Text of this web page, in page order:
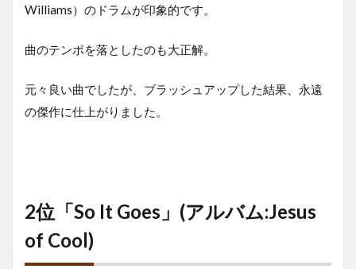
Williams）のドラムが印象的です。
曲のテンポを落としたのも大正解。
元々良い曲でしたが、ブラッシュアップした結果、永遠
の傑作に仕上がりました。
2位「So It Goes」(アルバム:Jesus
of Cool)